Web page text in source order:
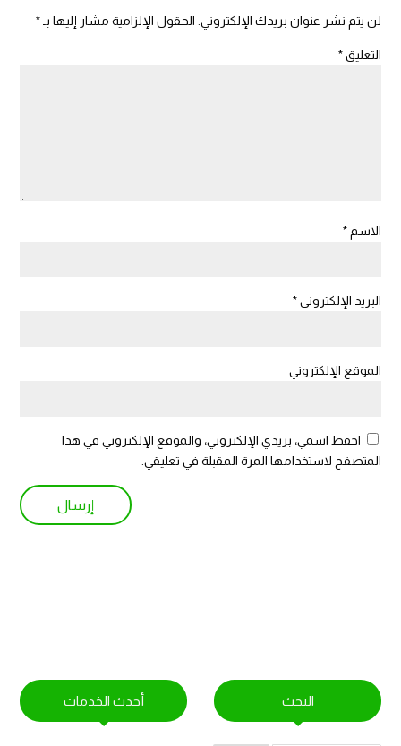
لن يتم نشر عنوان بريدك الإلكتروني. الحقول الإلزامية مشار إليها بـ *
التعليق*
الاسم *
البريد الإلكتروني*
الموقع الإلكتروني
احفظ اسمي، بريدي الإلكتروني، والموقع الإلكتروني في هذا
المتصفح لاستخدامها المرة المقبلة في تعليقي.
البحث أحدث الخدمات